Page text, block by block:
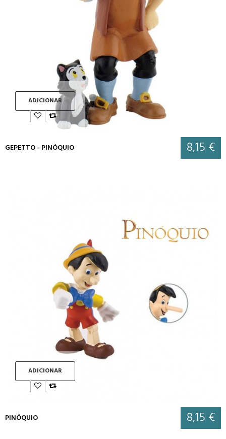
ADICIONAR
GEPETTO - PINÓQUIO 8,15 €
ADICIONAR
PINÓQUIO 8,15 €